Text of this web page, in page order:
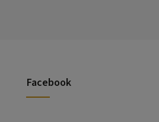
Facebook